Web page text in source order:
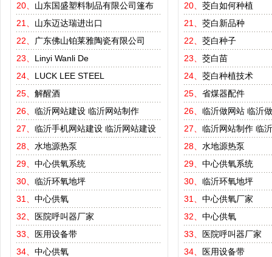
20、 山东国盛塑料制品有限公司篷布
21、 山东迈达瑞进出口
22、
广东佛山铂莱雅陶瓷有限公司
23、 Linyi Wanli De
24、 LUCK LEE STEEL
25、 解醒酒
26、 临沂网站建设 临沂网站制作
27、 临沂手机网站建设 临沂网站建设
28、 水地源热泵
29、 中心供氧系统
30、 临沂环氧地坪
31、 中心供氧
32、
医院呼叫器厂家
33、
医用设备带
34、 中心供氧
20、 茭白如何种植
21、 茭白新品种
22、 茭白种子
23、 茭白苗
24、 茭白种植技术
25、 省煤器配件
26、 临沂做网站 临沂
27、 临沂网站制作 临
28、 水地源热泵
29、 中心供氧系统
30、 临沂环氧地坪
31、 中心供氧厂家
32、 中心供氧
33、
医院呼叫器厂家
34、
医用设备带